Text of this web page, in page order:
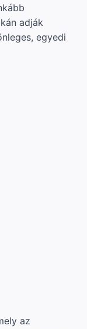
adják
egyedi
az